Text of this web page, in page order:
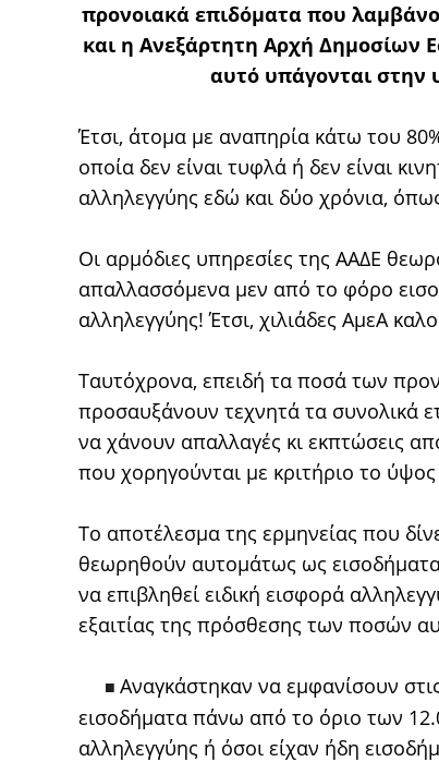
προνοιακά επιδόματα που
και η Ανεξάρτητη Αρχή Δημοσίων
αυτό υπάγονται στην
Έτσι, άτομα με αναπηρία κάτω του
οποία δεν είναι τυφλά ή δεν είναι
αλληλεγγύης εδώ και δύο χρόνια,
Οι αρμόδιες υπηρεσίες της ΑΑΔΕ
απαλλασσόμενα μεν από το φόρο
αλληλεγγύης! Έτσι, χιλιάδες ΑμεΑ
Ταυτόχρονα, επειδή τα ποσά των
προσαυξάνουν τεχνητά τα συνολικά
να χάνουν απαλλαγές κι εκπτώσεις
που χορηγούνται με κριτήριο το
Το αποτέλεσμα της ερμηνείας που
θεωρηθούν αυτομάτως ως
να επιβληθεί ειδική εισφορά
εξαιτίας της πρόσθεσης των ποσών
■ Αναγκάστηκαν να εμφανίσουν
εισοδήματα πάνω από το όριο των
αλληλεγγύης ή όσοι είχαν ήδη